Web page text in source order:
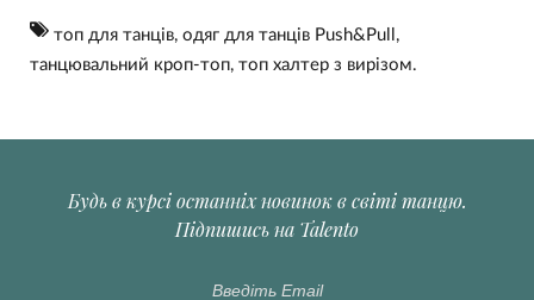
топ для танців, одяг для танців Push&Pull ,
танцювальний кроп-топ, топ халтер з вирізом.
Будь в курсі останніх новинок в світі танцю.
Підпишись на Talento